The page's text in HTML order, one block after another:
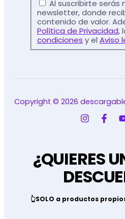
Al suscribirte serás
newsletter, donde
contenido de valor.
Política de Privacidad,
condiciones y el Aviso
Copyright © 2026
¿QUIERES
👆SOLO a productos